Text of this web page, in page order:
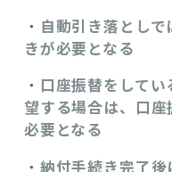
・ 自動引き落とし
きが必要となる
・ 口座振替をして
望する場合は、口
必要となる
・ 納付手続き完了